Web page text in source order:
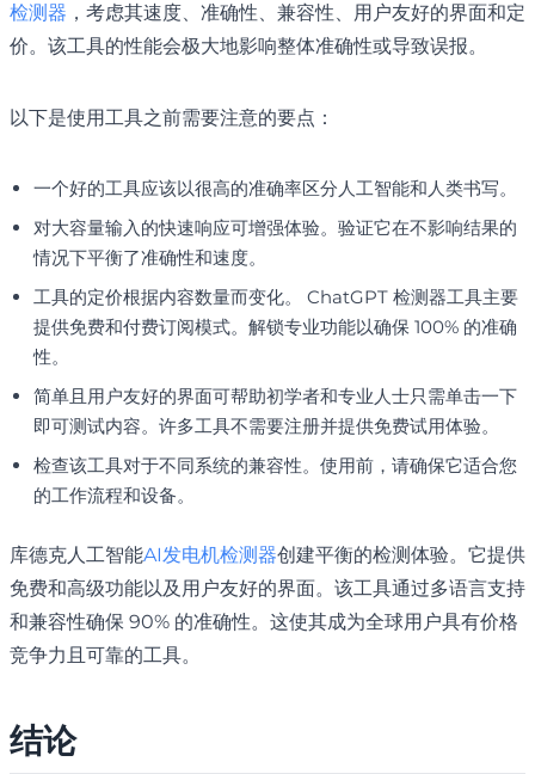
检测器 ，考虑其速度、准确性、兼容性、用户友好的界面和定
价。该工具的性能会极大地影响整体准确性或导致误报。
以下是使用工具之前需要注意的要点：
一个好的工具应该以很高的准确率区分人工智能和人类书写。
对大容量输入的快速响应可增强体验。验证它在不影响结果的
情况下平衡了准确性和速度。
工具的定价根据内容数量而变化。 ChatGPT 检测器工具主要
提供免费和付费订阅模式。解锁专业功能以确保 100% 的准确
性。
简单且用户友好的界面可帮助初学者和专业人士只需单击一下
即可测试内容。许多工具不需要注册并提供免费试用体验。
检查该工具对于不同系统的兼容性。使用前，请确保它适合您
的工作流程和设备。
库德克人工智能AI发电机检测器创建平衡的检测体验。它提供
免费和高级功能以及用户友好的界面。该工具通过多语言支持
和兼容性确保 90% 的准确性。这使其成为全球用户具有价格
竞争力且可靠的工具。
结论